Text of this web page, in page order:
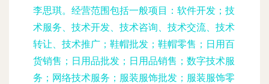
李思琪。经营范围包括一般项目：软件开发；技
术服务、技术开发、技术咨询、技术交流、技术
转让、技术推广；鞋帽批发；鞋帽零售；日用百
货销售；日用品批发；日用品销售；数字技术服
务；网络技术服务；服装服饰批发；服装服饰零